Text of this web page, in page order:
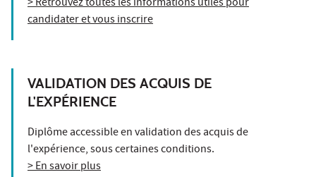
> Retrouvez toutes les informations utiles pour
candidater et vous inscrire
VALIDATION DES ACQUIS DE
L'EXPÉRIENCE
Diplôme accessible en validation des acquis de
l'expérience, sous certaines conditions.
> En savoir plus